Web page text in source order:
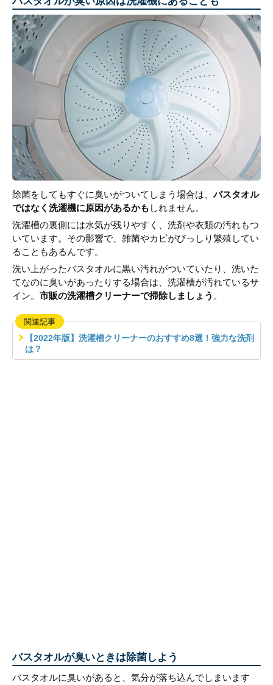
除菌をしてもすぐに臭いがついてしまう場合は、バスタオル
ではなく洗濯機に原因があるかも しれません。
洗濯槽の裏側には水気が残りやすく、洗剤や衣類の汚れもつ
いています。その影響で、雑菌やカビがびっしり繁殖してい
ることもあるんです。
洗い上がったバスタオルに黒い汚れがついていたり、洗いた
てなのに臭いがあったりする場合は、洗濯槽が汚れているサ
イン。 市販の洗濯槽クリーナーで掃除しましょう 。
関連記事
【2022年版】洗濯槽クリーナーのおすすめ8選！強力な洗剤
は？
バスタオルが臭いときは除菌しよう
バスタオルに臭いがあると、気分が落ち込んでしまいます